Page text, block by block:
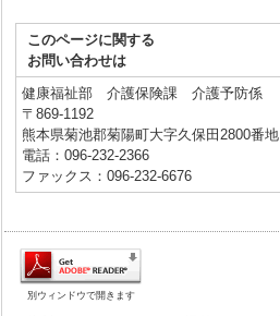
このページに関する
お問い合わせは
健康福祉部 介護保険課 介護予防係
〒869-1192
熊本県菊池郡菊陽町大字久保田2800番地
電話：096-232-2366
ファックス：096-232-6676
別ウィンドウで開きます